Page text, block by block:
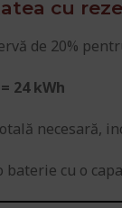
cu
de 20%
24 kWh
necesară,
baterie cu o